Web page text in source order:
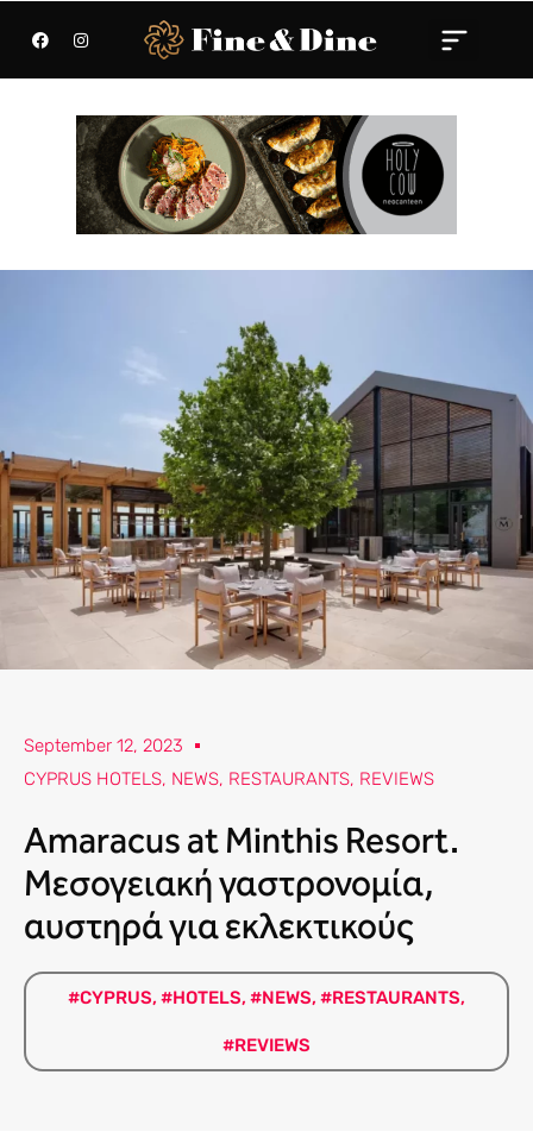
September 12, 2023
CYPRUS HOTELS, NEWS, RESTAURANTS, REVIEWS
Amaracus at Minthis Resort.
Μεσογειακή γαστρονομία,
αυστηρά για εκλεκτικούς
#CYPRUS, #HOTELS, #NEWS, #RESTAURANTS,
#REVIEWS